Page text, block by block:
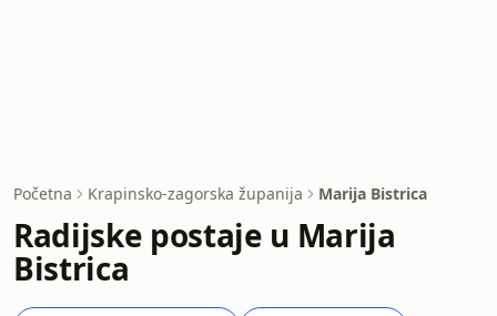
Početna Krapinsko-zagorska županija Marija Bistrica
Radijske postaje u Marija
Bistrica